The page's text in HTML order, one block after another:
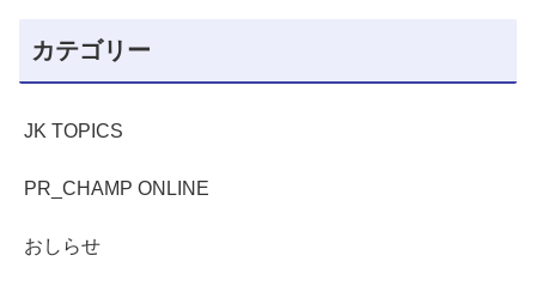
カテゴリー
JK TOPICS
PR_CHAMP ONLINE
おしらせ